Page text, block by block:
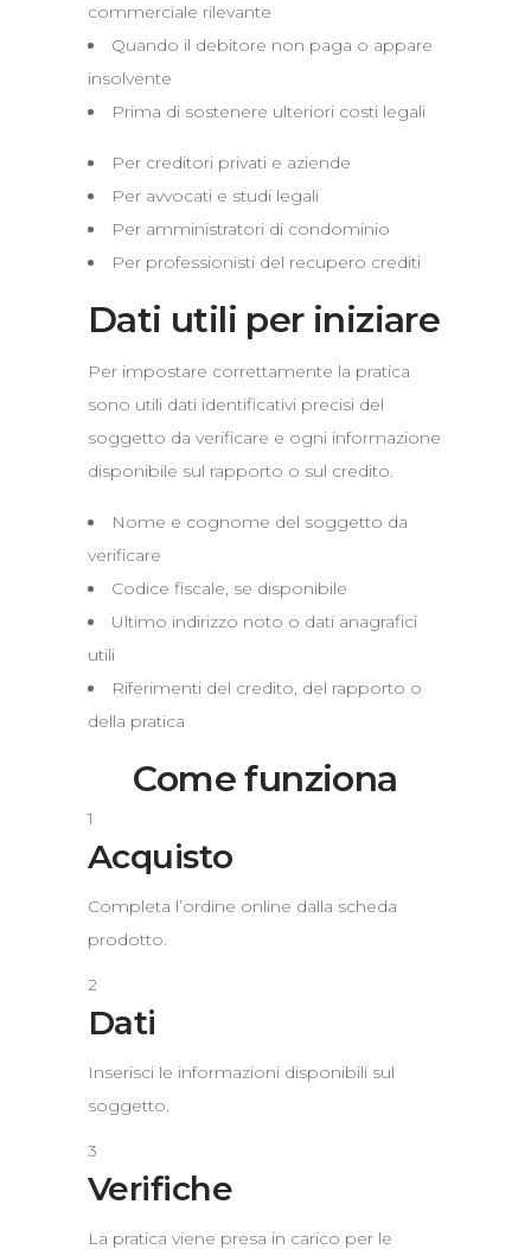
commerciale rilevante
Quando il debitore non paga o appare
insolvente
Prima di sostenere ulteriori costi legali
Per creditori privati e aziende
Per avvocati e studi legali
Per amministratori di condominio
Per professionisti del recupero crediti
Dati utili per iniziare
Per impostare correttamente la pratica
sono utili dati identificativi precisi del
soggetto da verificare e ogni informazione
disponibile sul rapporto o sul credito.
Nome e cognome del soggetto da
verificare
Codice fiscale, se disponibile
Ultimo indirizzo noto o dati anagrafici
utili
Riferimenti del credito, del rapporto o
della pratica
Come funziona
1
Acquisto
Completa l’ordine online dalla scheda
prodotto.
2
Dati
Inserisci le informazioni disponibili sul
soggetto.
3
Verifiche
La pratica viene presa in carico per le